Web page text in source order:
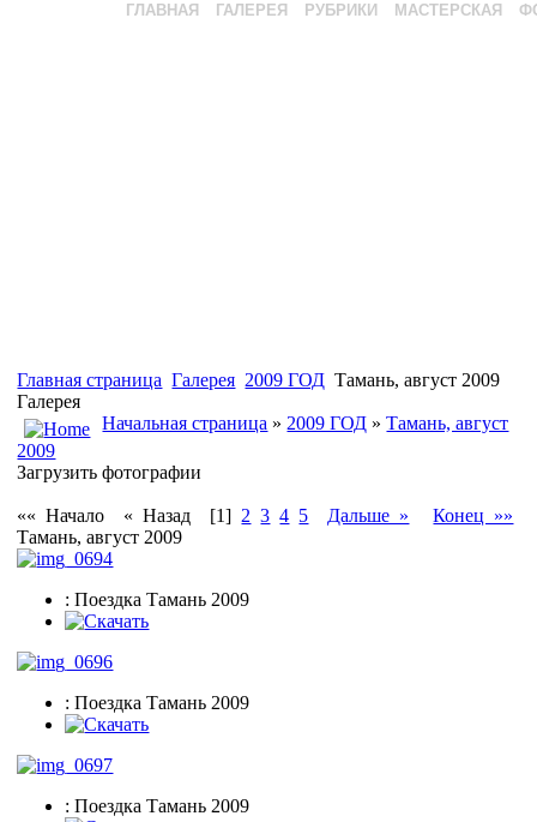
ГЛАВНАЯ ГАЛЕРЕЯ РУБРИКИ МАСТЕРСКАЯ
Главная страница Галерея 2009 ГОД Тамань, август 2009
Галерея
Начальная страница » 2009 ГОД »Тамань, август
2009
Загрузить фотографии
«« Начало « Назад [1] 2 3 4 5 Дальше »
Конец »»
Тамань, август 2009
: Поездка Тамань 2009
: Поездка Тамань 2009
: Поездка Тамань 2009